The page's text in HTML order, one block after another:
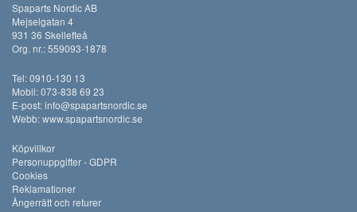
Spaparts Nordic AB
Mejselgatan 4
931 36 Skellefteå
Org. nr.: 559093-1878
Tel: 0910-130 13
Mobil: 073-838 69 23
E-post:info@spapartsnordic.se
Webb:www.spapartsnordic.se
Köpvillkor
Personuppgifter - GDPR
Cookies
Reklamationer
Ångerrätt och returer